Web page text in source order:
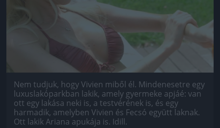
Nem tudjuk, hogy Vivien miből él. Mindenesetre egy
luxuslakóparkban lakik, amely gyermeke apjáé: van
ott egy lakása neki is, a testvérének is, és egy
harmadik, amelyben Vivien és Fecsó együtt laknak.
Ott lakik Ariana apukája is. Idill.